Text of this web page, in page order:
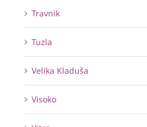
Travnik
Tuzla
Velika Kladuša
Visoko